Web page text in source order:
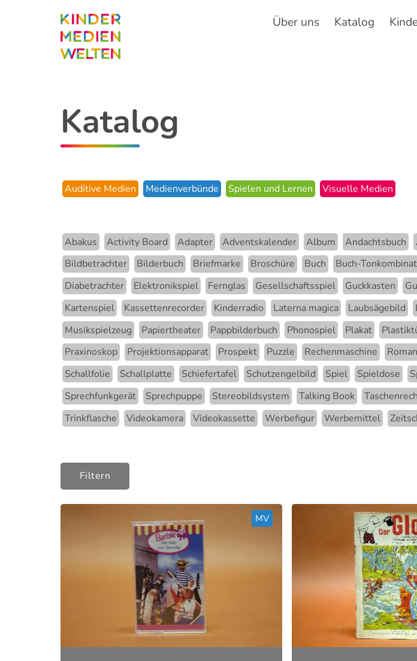
Über uns Katalog
Katalog
Auditive Medien Medienverbünde Spielen und Lernen Visuelle Medien
Abakus Activity Board Adapter Adventskalender Album Andachtsbuch
Bildbetrachter
Bilderbuch Briefmarke Broschüre Buch Buch-
Diabetrachter
Elektronikspiel Fernglas Gesellschaftsspiel Guckkasten
Kartenspiel
Kassettenrecorder Kinderradio Laterna magica Laubsägebild
Musikspielzeug
Papiertheater Pappbilderbuch Phonospiel Plakat
Praxinoskop
Projektionsapparat Prospekt Puzzle Rechenmaschine
Schallfolie
Schallplatte Schiefertafel Schutzengelbild Spiel Spieldose
Sprechfunkgerät
Sprechpuppe Stereobildsystem Talking Book
Trinkflasche
Videokamera Videokassette Werbefigur Werbemittel